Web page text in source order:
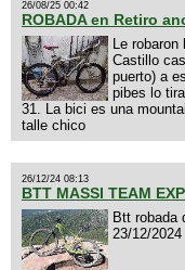
26/08/25 00:42
ROBADA en Retiro
Le
Castillo
puerto) a
pibes lo
31. La bici es una
talle chico
26/12/24 08:13
BTT MASSI TEAM
Btt robada
23/12/2024